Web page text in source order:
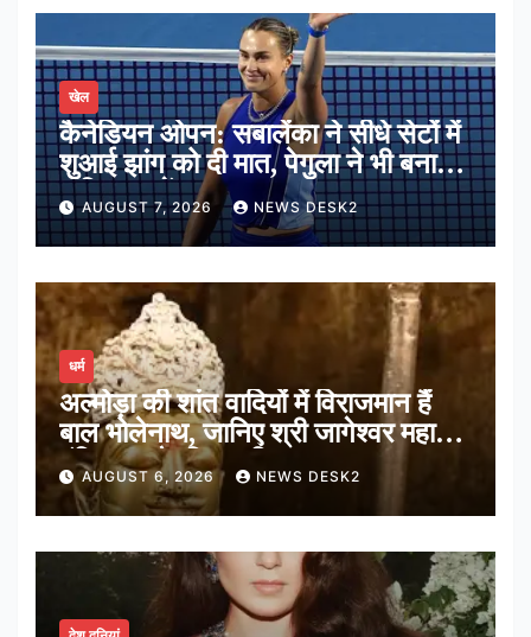
खेल
कैनेडियन ओपन: सबालेंका ने सीधे सेटों में
शुआई झांग को दी मात, पेगुला ने भी बनाई
अंतिम 16 में जगह
AUGUST 7, 2026 NEWS DESK2
धर्म
अल्मोड़ा की शांत वादियों में विराजमान हैं
बाल भोलेनाथ, जानिए श्री जागेश्वर महादेव
मंदिर का पौराणिक इतिहास
AUGUST 6, 2026 NEWS DESK2